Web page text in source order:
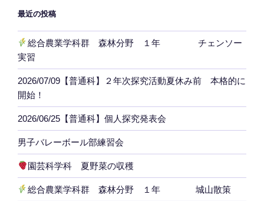
最近の投稿
総合農業学科群 森林分野 １年 チェンソー
実習
2026/07/09【普通科】２年次探究活動夏休み前 本格的に
開始！
2026/06/25【普通科】個人探究発表会
男子バレーボール部練習会
園芸科学科 夏野菜の収穫
総合農業学科群 森林分野 １年 城山散策